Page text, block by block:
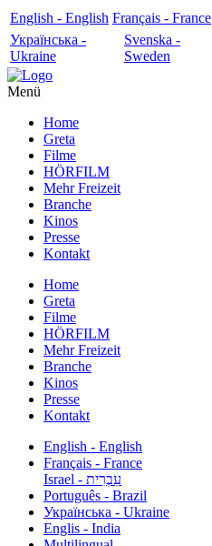
English - English Français - France
Українська -
Ukraine
Svenska -
Sweden
Menü
Home
Greta
Filme
HÖRFILM
Mehr Freizeit
Branche
Kinos
Presse
Kontakt
Home
Greta
Filme
HÖRFILM
Mehr Freizeit
Branche
Kinos
Presse
Kontakt
English - English
Français - France
עִבְרִית - Israel
Português - Brazil
Українська - Ukraine
Englis - India